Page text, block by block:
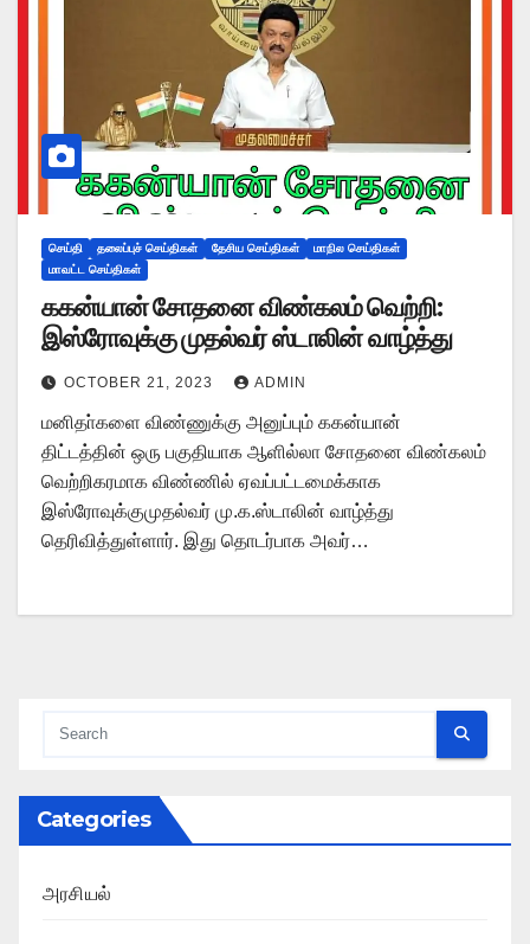
செய்தி தலைப்புச் செய்திகள் தேசிய செய்திகள்
மாநில செய்திகள்
மாவட்ட செய்திகள்
ககன்யான் சோதனை விண்கலம் வெற்றி:
இஸ்ரோவுக்கு முதல்வர் ஸ்டாலின் வாழ்த்து
OCTOBER 21, 2023 ADMIN
மனிதா்களை விண்ணுக்கு அனுப்பும் ககன்யான்
திட்டத்தின் ஒரு பகுதியாக ஆளில்லா சோதனை விண்கலம்
வெற்றிகரமாக விண்ணில் ஏவப்பட்டமைக்காக
இஸ்ரோவுக்குமுதல்வர் மு.க.ஸ்டாலின் வாழ்த்து
தெரிவித்துள்ளார். இது தொடர்பாக அவர்…
Categories
அரசியல்